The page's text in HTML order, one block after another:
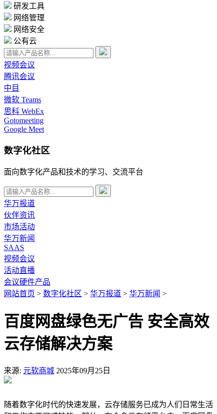
研发工具
网络管理
网络安全
公有云
视频会议
腾讯会议
中目
微软 Teams
思科 WebEx
Gotomeeting
Google Meet
数字化社区
面向数字化产品和技术的学习、交流平台
华万报道
伙伴资讯
市场活动
华万新闻
SAAS
视频会议
活动直播
会议硬件产品
网站首页 > 数字化社区 > 华万报道 > 华万新闻 >
百度网盘绿色无广告 安全高效
云存储解决方案
来源: 元软商城 2025年09月25日
随着数字化时代的快速发展，云存储服务已成为人们日常生活